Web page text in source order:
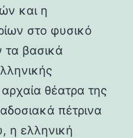
και η
στο φυσικό
βασικά
θέατρα της
πέτρινα
η ελληνική